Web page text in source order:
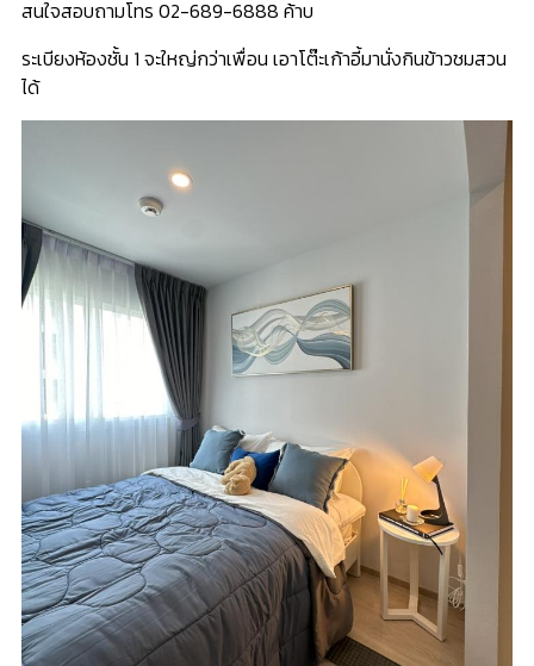
สนใจสอบถามโทร 02-689-6888 ค้าบ
ระเบียงห้องชั้น 1 จะใหญ่กว่าเพื่อน เอาโต๊ะเก้าอี้มานั่งกินข้าวชมสวน
ได้